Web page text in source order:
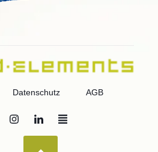
Datenschutz AGB